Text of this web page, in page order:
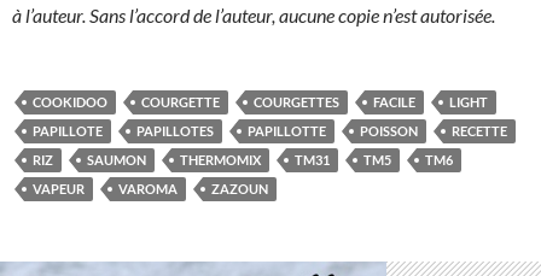
à l’auteur. Sans l’accord de l’auteur, aucune copie n’est autorisée.
COOKIDOO COURGETTE COURGETTES FACILE
LIGHT
PAPILLOTE
PAPILLOTES PAPILLOTTE POISSON
RECETTE
RIZ
SAUMON THERMOMIX TM31 TM5
TM6
VAPEUR
VAROMA ZAZOUN